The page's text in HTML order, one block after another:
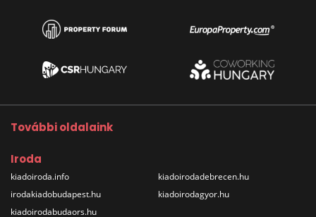
További oldalaink
Iroda
kiadoiroda.info
irodakiadobudapest.hu
kiadoirodabudaors.hu
kiadoirodadebrecen.hu
kiadoirodagyor.hu